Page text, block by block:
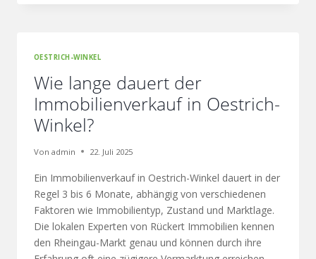
OESTRICH-WINKEL
Wie lange dauert der
Immobilienverkauf in Oestrich-
Winkel?
Von admin 22. Juli 2025
Ein Immobilienverkauf in Oestrich-Winkel dauert in der
Regel 3 bis 6 Monate, abhängig von verschiedenen
Faktoren wie Immobilientyp, Zustand und Marktlage.
Die lokalen Experten von Rückert Immobilien kennen
den Rheingau-Markt genau und können durch ihre